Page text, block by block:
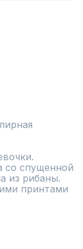
со спущенной
из рибаны.
принтами